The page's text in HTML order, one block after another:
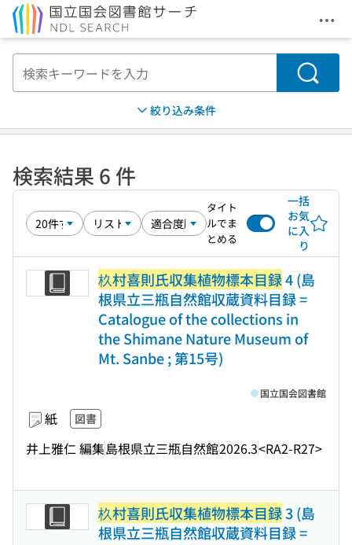
メ
検索
絞り込み条件
検索結果 6 件
タイト
ルでま
とめる
一括
お気
に入
り
杦村喜則氏収集植物標本目録4 (島
根県立三瓶自然館収蔵資料目録 =
Catalogue of the collections in
the Shimane Nature Museum of
Mt. Sanbe ; 第15号)
紙 図書
井上雅仁 編集島根県立三瓶自然館2026.3<RA2-R27>
国立国会図書館
杦村喜則氏収集植物標本目録3 (島
根県立三瓶自然館収蔵資料目録 =